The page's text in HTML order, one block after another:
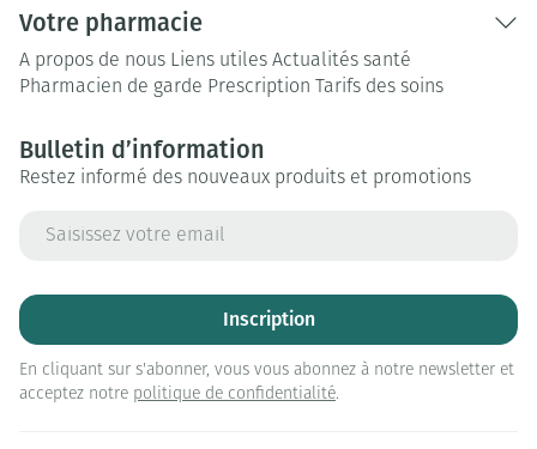
Votre pharmacie
A propos de nous Liens utiles Actualités santé
Pharmacien de garde Prescription Tarifs des soins
Bulletin d’information
Restez informé des nouveaux produits et promotions
Inscription
En cliquant sur s'abonner, vous vous abonnez à notre newsletter et
acceptez notre politique de confidentialité.